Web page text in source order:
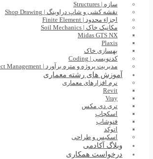
سازه | Structures
نقشه کشی و شاپ دراوینگ | Shop Drawing
اجزاء محدود | Finite Element
مکانیک خاک | Soil Mechanics
Midas GTS NX
Plaxis
بهسازی خاک
کدنویسی | Coding
مدیریت پروژه و متره برآورد | Estimating & Project Management
آموزش های رشته معماری
نرم افزارهای معماری
Revit
Vray
تری دی مکس
اسکچاپ
فتوشاپ
اتوکد
اسکیس و طراحی
وبلاگ آکادمی
درخواست همکاری